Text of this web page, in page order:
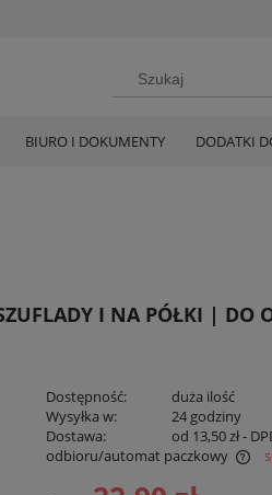
BIURO I DOKUMENTY DODATKI
I NA PÓŁKI | DO
Dostępność:
duża ilość
Wysyłka w:
24 godziny
Dostawa:
od 13,50 zł-
odbioru/automat paczkowy